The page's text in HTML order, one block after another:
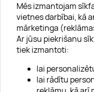
Mēs izmantojam
vietnes darbībai, kā
mārketinga
Ar jūsu piekrišanu
tiek izmantoti:
lai
lai rādītu
Par "Lieliska dāvana"